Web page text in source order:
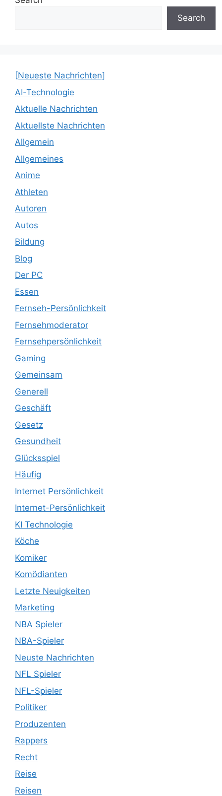
Search
[Neueste Nachrichten]
AI-Technologie
Aktuelle Nachrichten
Aktuellste Nachrichten
Allgemein
Allgemeines
Anime
Athleten
Autoren
Autos
Bildung
Blog
Der PC
Essen
Fernseh-Persönlichkeit
Fernsehmoderator
Fernsehpersönlichkeit
Gaming
Gemeinsam
Generell
Geschäft
Gesetz
Gesundheit
Glücksspiel
Häufig
Internet Persönlichkeit
Internet-Persönlichkeit
KI Technologie
Köche
Komiker
Komödianten
Letzte Neuigkeiten
Marketing
NBA Spieler
NBA-Spieler
Neuste Nachrichten
NFL Spieler
NFL-Spieler
Politiker
Produzenten
Rappers
Recht
Reise
Reisen